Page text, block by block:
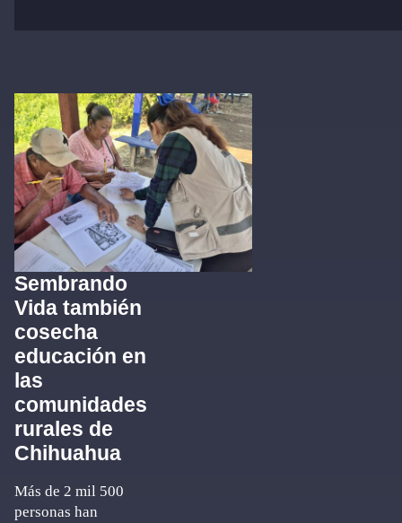
Sembrando
Vida también
cosecha
educación en
las
comunidades
rurales de
Chihuahua
Más de 2 mil 500
personas han